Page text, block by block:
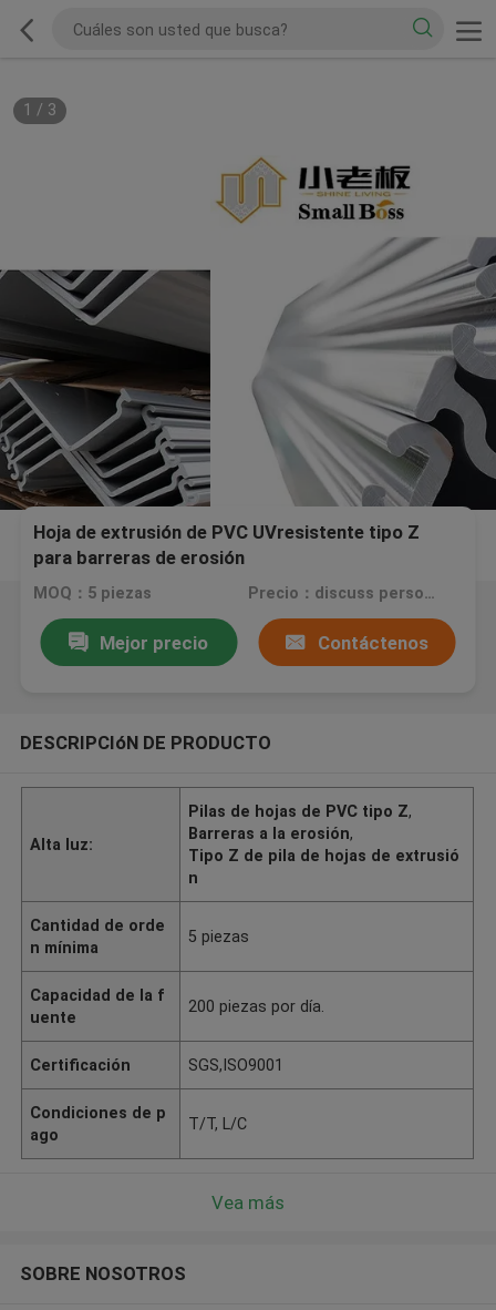
1 / 3
Hoja de extrusión de PVC UVresistente tipo Z
para barreras de erosión
MOQ：5 piezas Precio：discuss personally
Mejor precio Contáctenos
DESCRIPCIóN DE PRODUCTO
Alta luz:
Pilas de hojas de PVC tipo Z,
Barreras a la erosión,
Tipo Z de pila de hojas de extrusió
n
Cantidad de orde
n mínima
5 piezas
Capacidad de la f
uente
200 piezas por día.
Certificación SGS,ISO9001
Condiciones de p
ago
T/T, L/C
Vea más
SOBRE NOSOTROS